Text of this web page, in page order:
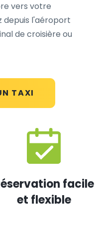
TAXI
vers votre
depuis l'aéroport
de croisière ou
facile
et flexible